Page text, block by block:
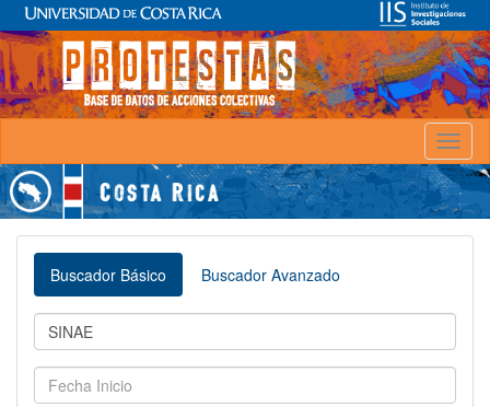
Buscador Básico Buscador Avanzado